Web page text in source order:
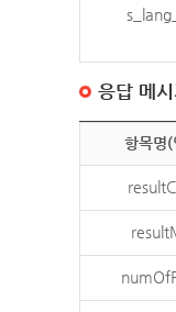
응답 메시
항목명(